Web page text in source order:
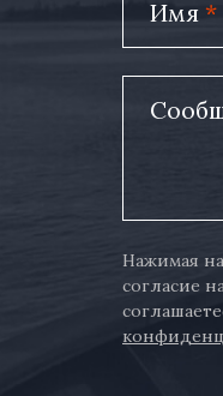
Имя *
Нажимая
согласие